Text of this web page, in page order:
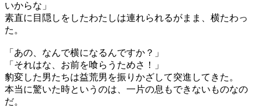
いからな」
素直に目隠しをしたわたしは連れられるがまま、横たわっ
た。
「あの、なんで横になるんですか？」
「それはな、お前を喰らうためさ！」
豹変した男たちは益荒男を振りかざして突進してきた。
本当に驚いた時というのは、一片の息もできないものなの
だ。